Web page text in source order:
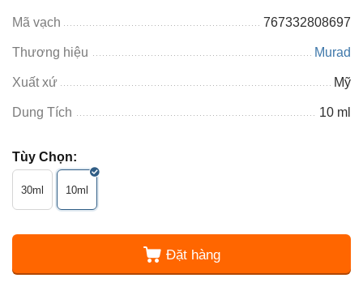
Mã vạch 767332808697
Thương hiệu Murad
Xuất xứ Mỹ
Dung Tích 10 ml
Tùy Chọn:
30ml 10ml
Đặt hàng